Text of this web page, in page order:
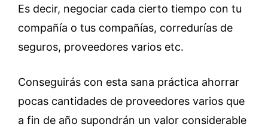
Es decir, negociar cada cierto tiempo con tu
compañía o tus compañías, corredurías de
seguros, proveedores varios etc.
Conseguirás con esta sana práctica ahorrar
pocas cantidades de proveedores varios que
a fin de año supondrán un valor considerable